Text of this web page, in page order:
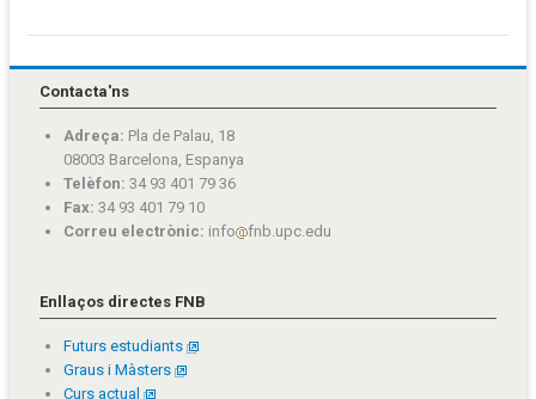
Contacta'ns
Adreça: Pla de Palau, 18
08003 Barcelona, Espanya
Telèfon: 34 93 401 79 36
Fax: 34 93 401 79 10
Correu electrònic: info fnb.upc.edu
Enllaços directes FNB
Futurs estudiants
Graus i Màsters
Curs actual